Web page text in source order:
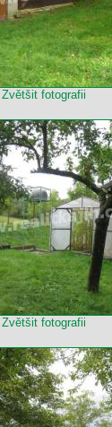
Zvětšit fotografii
Zvětšit fotografii